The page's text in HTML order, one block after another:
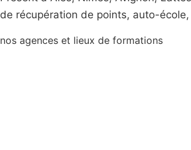
de récupération de points, auto-
nos agences et lieux de formations